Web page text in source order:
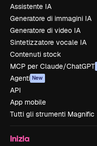
Assistente IA
Generatore di immagini IA
Generatore di video IA
Sintetizzatore vocale IA
Contenuti stock
MCP per Claude/ChatGPT
Agenti New
API
App mobile
Tutti gli strumenti Magnific
Inizia